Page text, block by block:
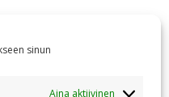
sinun
Aina aktiivinen